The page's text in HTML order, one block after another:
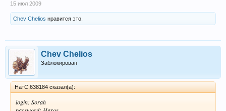
15 июл 2009
Chev Chelios нравится это.
Chev Chelios
Заблокирован
НатС;638184 сказал(а):
login: Sorah